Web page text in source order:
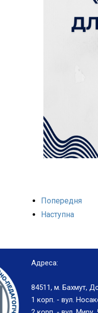
Попередня
Наступна
Адреса:
84511, м. Бахмут,
1 корп. - вул.